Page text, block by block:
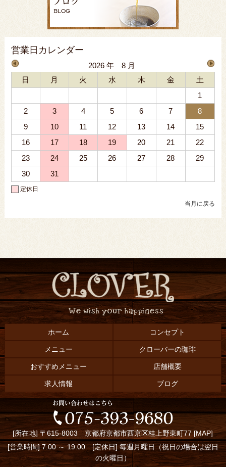
営業日カレンダー
2026 年 8 月
日
月 火 水 木 金
土
1
2
3 4 5 6 7
8
9
10 11 12 13 14
15
16
17 18 19 20 21
22
23
24 25 26 27 28
29
30
31
定休日
当月に戻る
ホーム コンセプト
メニュー クローバーの珈琲
おすすめメニュー 店舗概要
求人情報 ブログ
[所在地] 〒615-8003 京都府京都市西京区桂上野東町77 [MAP]
[営業時間] 7:00 ～ 19:00 [定休日] 毎週月曜日（祝日の場合は翌日
の火曜日）